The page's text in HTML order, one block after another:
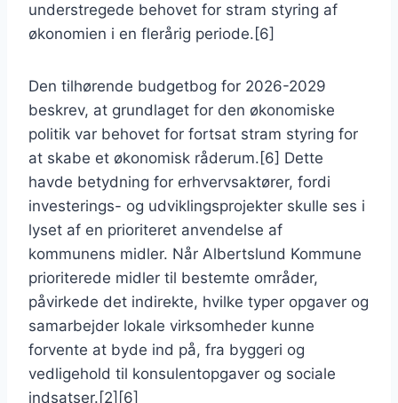
understregede behovet for stram styring af
økonomien i en flerårig periode.[6]
Den tilhørende budgetbog for 2026-2029
beskrev, at grundlaget for den økonomiske
politik var behovet for fortsat stram styring for
at skabe et økonomisk råderum.[6] Dette
havde betydning for erhvervsaktører, fordi
investerings- og udviklingsprojekter skulle ses i
lyset af en prioriteret anvendelse af
kommunens midler. Når Albertslund Kommune
prioriterede midler til bestemte områder,
påvirkede det indirekte, hvilke typer opgaver og
samarbejder lokale virksomheder kunne
forvente at byde ind på, fra byggeri og
vedligehold til konsulentopgaver og sociale
indsatser.[2][6]